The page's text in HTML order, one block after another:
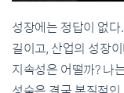
성장에는 정답이 없
길이고, 산업의 성장
지속성은 어떨까? 나